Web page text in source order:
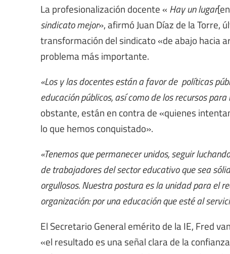
La profesionalización docente « Hay un lugar
sindicato mejor», afirmó Juan Díaz de la Torre,
transformación del sindicato «de abajo hacia
problema más importante.
«Los y las docentes están a favor de políticas
educación públicos, así como de los recursos
obstante, están en contra de «quienes
lo que hemos conquistado».
«Tenemos que permanecer unidos, seguir
de trabajadores del sector educativo que sea
orgullosos. Nuestra postura es la unidad para el
organización: por una educación que esté al
El Secretario General emérito de la IE, Fred
«el resultado es una señal clara de la